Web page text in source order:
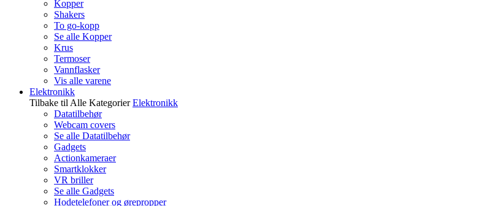
Kopper
Shakers
To go-kopp
Se alle Kopper
Krus
Termoser
Vannflasker
Vis alle varene
Elektronikk
Tilbake til Alle Kategorier Elektronikk
Datatilbehør
Webcam covers
Se alle Datatilbehør
Gadgets
Actionkameraer
Smartklokker
VR briller
Se alle Gadgets
Hodetelefoner og ørepropper